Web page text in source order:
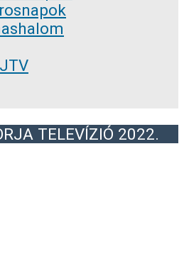
TELEVÍZIÓ 2022.